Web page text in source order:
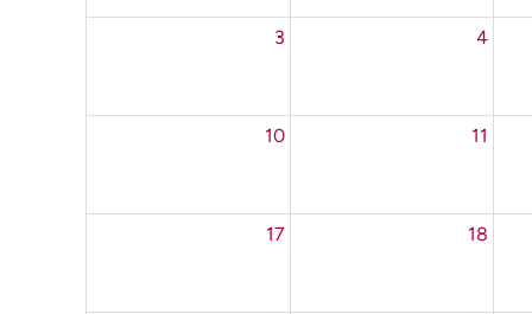
3 4
10 11
17 18